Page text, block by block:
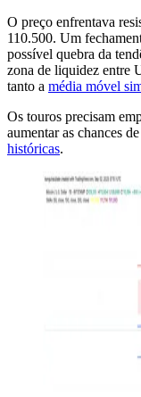
O preço enfrentava
110.500. Um
possível quebra da
zona de liquidez entre
tanto a média móvel
Os touros precisam
aumentar as chances
históricas.